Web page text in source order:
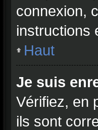
connexion,
instructions
Haut
Je suis
Vérifiez, en
ils sont